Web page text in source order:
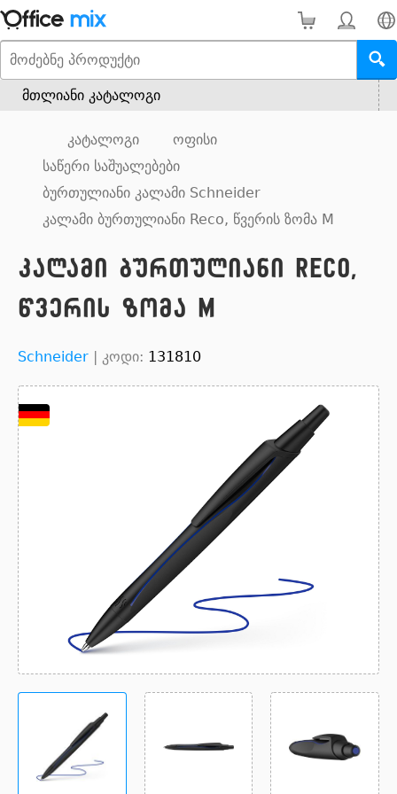
მთლიანი კატალოგი
კატალოგი
ოფისი
საწერი საშუალებები
ბურთულიანი კალამი Schneider
კალამი ბურთულიანი Reco, წვერის ზომა M
კალამი ბურთულიანი Reco,
წვერის ზომა M
Schneider | კოდი: 131810